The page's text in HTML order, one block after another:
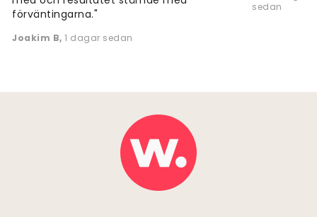
förväntingarna."
Joakim B, 1 dagar sedan
sedan